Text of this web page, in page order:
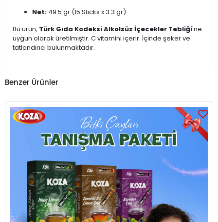
Net: 49.5 gr (15 Sticks x 3.3 gr)
Bu ürün, Türk Gıda Kodeksi Alkolsüz İçecekler Tebliği'ne
uygun olarak üretilmiştir. C vitamini içerir. İçinde şeker ve
tatlandırıcı bulunmaktadır.
Benzer Ürünler